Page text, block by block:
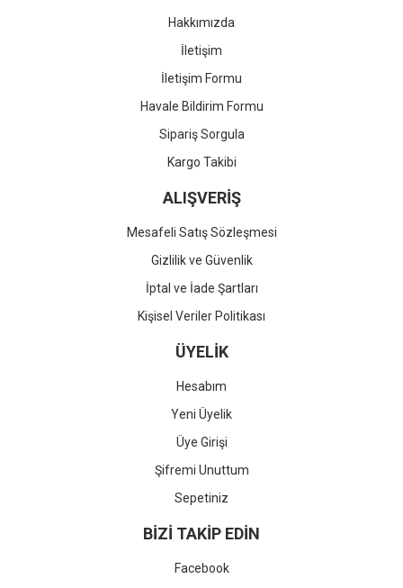
Hakkımızda
İletişim
İletişim Formu
Havale Bildirim Formu
Sipariş Sorgula
Kargo Takibi
ALIŞVERİŞ
Mesafeli Satış Sözleşmesi
Gizlilik ve Güvenlik
İptal ve İade Şartları
Kişisel Veriler Politikası
ÜYELİK
Hesabım
Yeni Üyelik
Üye Girişi
Şifremi Unuttum
Sepetiniz
BİZİ TAKİP EDİN
Facebook